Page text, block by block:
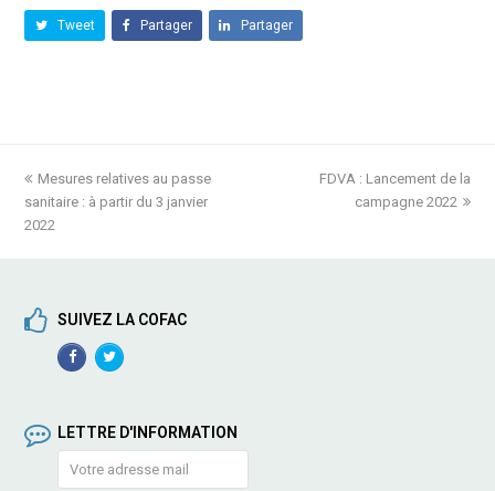
Tweet Partager Partager
previous
post:
Mesures relatives au passe
sanitaire : à partir du 3 janvier
2022
next
post:
FDVA : Lancement de la
campagne 2022
SUIVEZ LA COFAC
FacebookTwitterProfile
LETTRE D'INFORMATION